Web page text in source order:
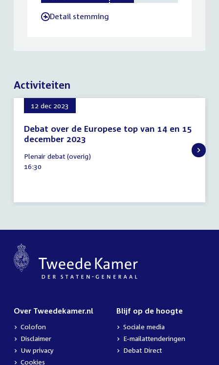
-Detail stemming
Activiteiten
12 dec 2023
Debat over de Europese top van 14 en 15
december 2023
december
2023
Plenair debat (overig)
Tijd
16:30
Over Tweedekamer.nl
Colofon
Disclaimer
Uw privacy
Cookies
Blijf op de hoogte
Sociale media
E-mailattenderingen
Debat Direct